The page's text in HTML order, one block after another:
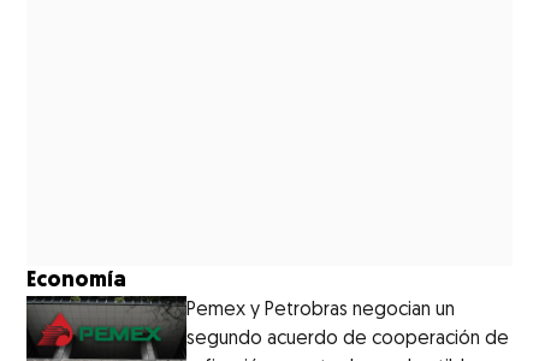
Economía
Pemex y Petrobras negocian un
segundo acuerdo de cooperación de